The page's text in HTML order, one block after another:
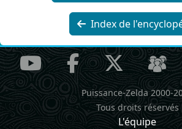
Index de
Puissance-Zelda 2000-
Tous droits réservés
L'équipe